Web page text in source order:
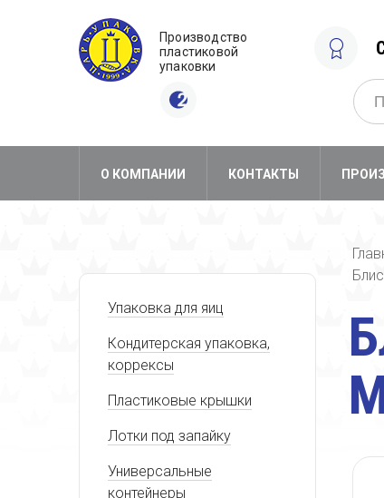
Производство
пластиковой
упаковки
О КОМПАНИИ КОНТАКТЫ
Упаковка для яиц
Кондитерская упаковка,
коррексы
Пластиковые крышки
Лотки под запайку
Универсальные
контейнеры